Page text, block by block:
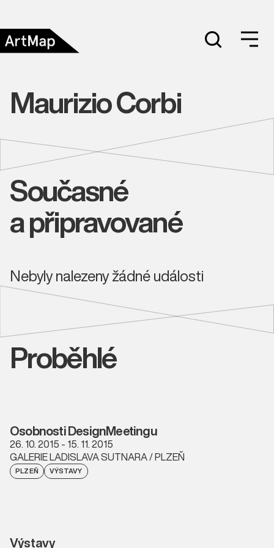
Maurizio Corbi
Současné
a připravované
Nebyly nalezeny žádné události
Proběhlé
Osobnosti DesignMeetingu
26. 10. 2015 - 15. 11. 2015
GALERIE LADISLAVA SUTNARA / PLZEŇ
PLZEŇ VÝSTAVY
Výstavy